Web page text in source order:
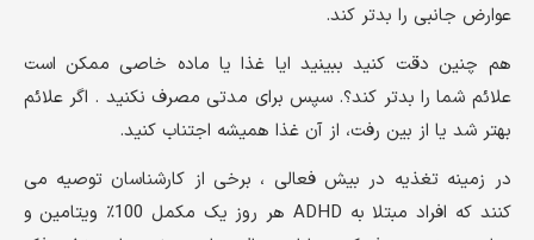
عوارض جانبی را بدتر کند.
هم چنین دقت کنید ببینید ایا غذا یا ماده خاصی ممکن است
علائم شما را بدتر کند؟. سپس برای مدتی مصرف نکنید . اگر علائم
بهتر شد یا از بین رفت، از آن غذا همیشه اجتناب کنید.
در زمینه تغذیه در بیش فعالی ، برخی از کارشناسان توصیه می
کنند که افراد مبتلا به ADHD هر روز یک مکمل 100٪ ویتامین و